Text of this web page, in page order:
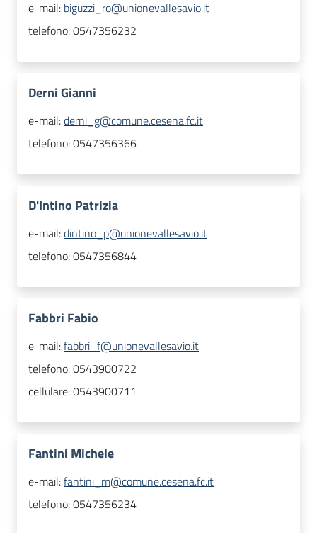
e-mail: biguzzi_ro@unionevallesavio.it
telefono:0547356232
Derni Gianni
e-mail:derni_g@comune.cesena.fc.it
telefono:0547356366
D'Intino Patrizia
e-mail:dintino_p@unionevallesavio.it
telefono:0547356844
Fabbri Fabio
e-mail:fabbri_f@unionevallesavio.it
telefono:0543900722
cellulare:0543900711
Fantini Michele
e-mail:fantini_m@comune.cesena.fc.it
telefono:0547356234